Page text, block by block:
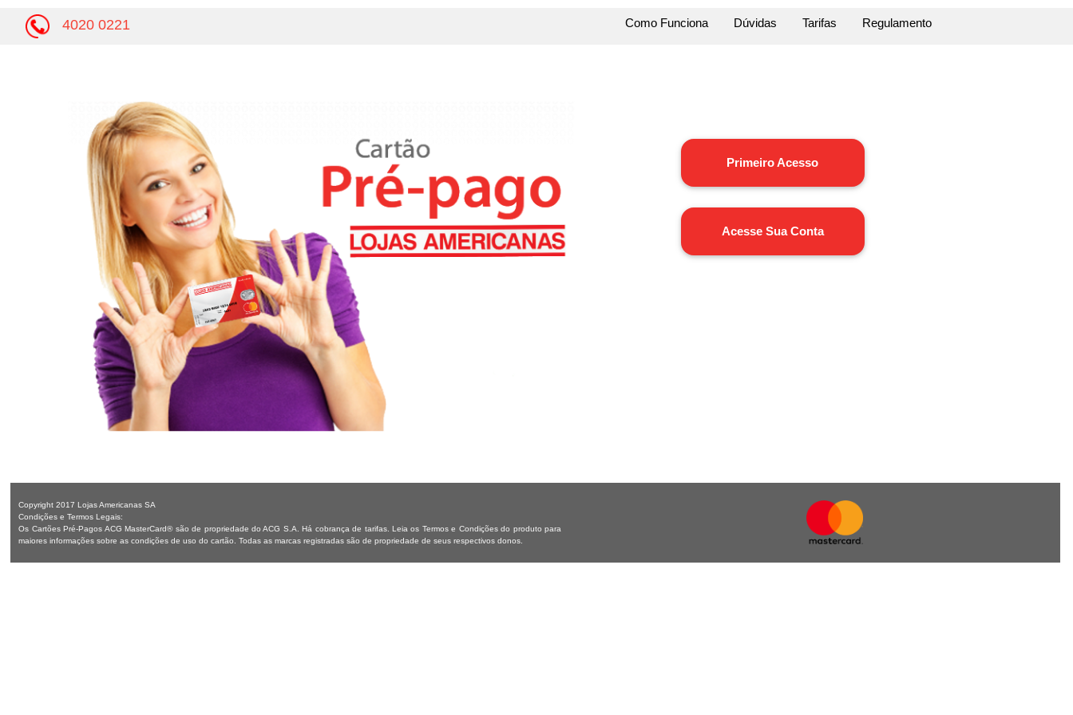
Regulamento
Tarifas
Dúvidas
Como Funciona
4020 0221
Primeiro Acesso
Acesse Sua Conta
Copyright 2017 Lojas Americanas SA
Condições e Termos Legais:
Os Cartões Pré-Pagos ACG MasterCard® são de propriedade do ACG S.A. Há cobrança de tarifas. Leia os Termos e Condições do produto para
maiores informações sobre as condições de uso do cartão. Todas as marcas registradas são de propriedade de seus respectivos donos.